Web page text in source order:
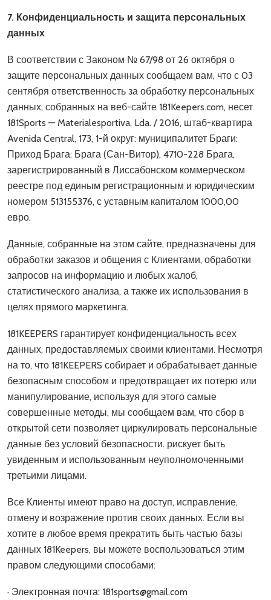
7. Конфиденциальность и защита персональных
данных
В соответствии с Законом № 67/98 от 26 октября о
защите персональных данных сообщаем вам, что с 03
сентября ответственность за обработку персональных
данных, собранных на веб-сайте 181Keepers.com, несет
181Sports — Materialesportiva, Lda. / 2016, штаб-квартира
Avenida Central, 173, 1-й округ: муниципалитет Браги:
Приход Брага: Брага (Сан-Витор), 4710-228 Брага,
зарегистрированный в Лиссабонском коммерческом
реестре под единым регистрационным и юридическим
номером 513155376, с уставным капиталом 1000,00
евро.
Данные, собранные на этом сайте, предназначены для
обработки заказов и общения с Клиентами, обработки
запросов на информацию и любых жалоб,
статистического анализа, а также их использования в
целях прямого маркетинга.
181KEEPERS гарантирует конфиденциальность всех
данных, предоставляемых своими клиентами. Несмотря
на то, что 181KEEPERS собирает и обрабатывает данные
безопасным способом и предотвращает их потерю или
манипулирование, используя для этого самые
совершенные методы, мы сообщаем вам, что сбор в
открытой сети позволяет циркулировать персональные
данные без условий безопасности. рискует быть
увиденным и использованным неуполномоченными
третьими лицами.
Все Клиенты имеют право на доступ, исправление,
отмену и возражение против своих данных. Если вы
хотите в любое время прекратить быть частью базы
данных 181Keepers, вы можете воспользоваться этим
правом следующими способами:
· Электронная почта: 181sports@gmail.com